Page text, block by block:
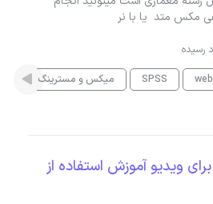
مکس متد یا با نر
SPSS میکس و مسترینگ
ویدیو آموزش استفاده از